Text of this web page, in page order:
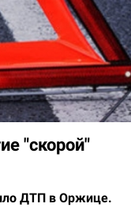
"скорой"
ДТП в Оржице.